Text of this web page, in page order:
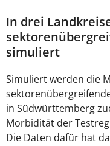
In drei
simuliert
Simuliert werden die
in Südwürttemberg
Morbidität der
Die Daten dafür hat